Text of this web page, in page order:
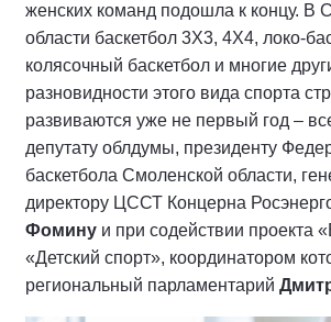
женских команд подошла к концу. В
области баскетбол 3Х3, 4Х4, локо-
колясочный баскетбол и многие
разновидности этого вида спорта
развиваются уже не первый год –
депутату облдумы, президенту
баскетбола Смоленской области,
директору ЦССТ Концерна
Фомину и при содействии проекта
«Детский спорт», координатором
региональный парламентарий